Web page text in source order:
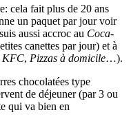
cela fait plus de 20 ans
un paquet par jour voir
aussi accroc au Coca-
canettes par jour) et à
KFC, Pizzas à domicile…).
chocolatées type
de déjeuner (par 3 ou
qui va bien en